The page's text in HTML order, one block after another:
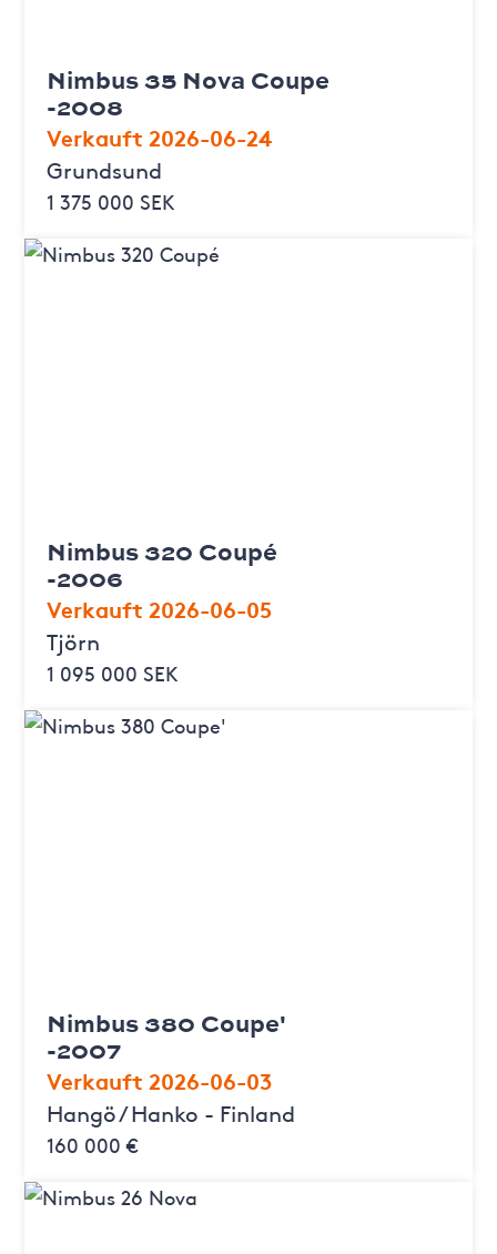
Nimbus 35 Nova Coupe
-2008
Verkauft 2026-06-24
Grundsund
1 375 000 SEK
Nimbus 320 Coupé
-2006
Verkauft 2026-06-05
Tjörn
1 095 000 SEK
Nimbus 380 Coupe'
-2007
Verkauft 2026-06-03
Hangö / Hanko - Finland
160 000 €